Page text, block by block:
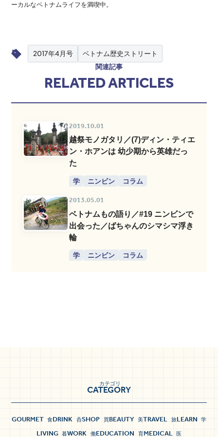
ーカルなベトナムライフを満喫中。
2017年4月号 ベトナム歴史ストリート
関連記事
RELATED ARTICLES
2019.10.01
越祭モノガタリ／(7)ディン・ティエ
ン・ホアンは 幼少期から英雄だっ
た
学 ニンビン コラム
2013.05.01
ベトナムもの語り／#19 ニンビンで
出会った／ばちゃんのシマシマ浮き
輪
学 ニンビン コラム
CATEGORY
カテゴリ
GOURMET 食DRINK 呑SHOP 買BEAUTY 美TRAVEL 旅LEARN 学
LIVING 暮WORK 働EDUCATION 育MEDICAL 医